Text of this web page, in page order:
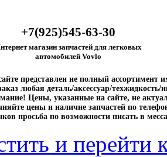
+7(925)545-63-30
магазин запчастей для легковых
автомобилей Vovlo
представлен не полный ассортимент
любая деталь/аксессуар/техжидкость/
Цены, указанные на сайте, не
цены и наличие запчастей по
просьба по возможности писать в
и перейти